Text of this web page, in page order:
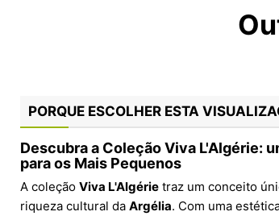
PORQUE ESCOLHER ESTA
Descubra a Coleção Viva L'Algérie:
para os Mais Pequenos
A coleção Viva L'Algérie traz um conceito
riqueza cultural da Argélia. Com uma